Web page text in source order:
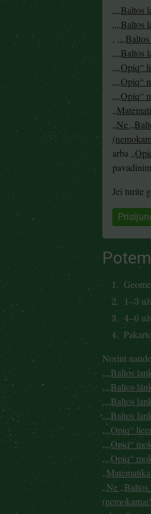
„„Baltos
„„Baltos
,
„„Baltos
„„Opiq“
„„Opiq“
„„Opiq“
„Ne
arba
Jei turite
1–3
4–6
Norint
„„Baltos
„„Baltos
„„Baltos
„„Baltos
„„Opiq“
„„Opiq“
„„Opiq“
„Ne